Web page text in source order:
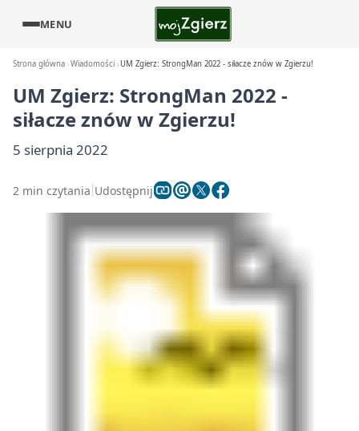
MENU
Strona główna Wiadomości UM Zgierz: StrongMan 2022 - siłacze znów w Zgierzu!
UM Zgierz: StrongMan 2022 -
siłacze znów w Zgierzu!
5 sierpnia 2022
2 min czytania Udostępnij